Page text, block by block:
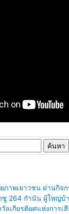
ภาพเยาวชน ผ่านกิจก
264 กำนัน ผู้ใหญ่บ้
ลเกียรติยศแห่งการเ